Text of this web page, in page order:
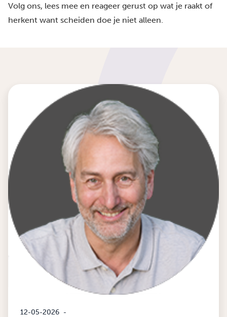
Volg ons, lees mee en reageer gerust op wat je raakt of
herkent want scheiden doe je niet alleen.
12-05-2026 -